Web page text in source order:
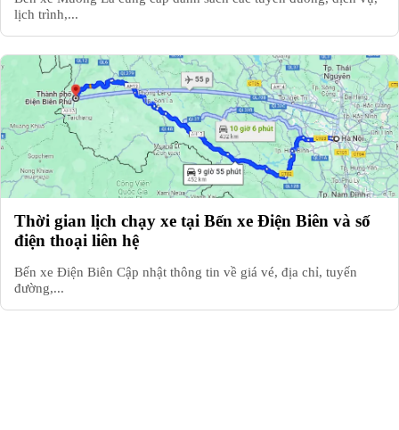
lịch trình,...
Thời gian lịch chạy xe tại Bến xe Điện Biên và số
điện thoại liên hệ
Bến xe Điện Biên Cập nhật thông tin về giá vé, địa chỉ, tuyến
đường,...